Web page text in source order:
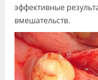
эффективные
вмешательств.